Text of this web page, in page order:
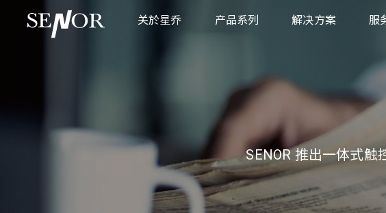
关於星乔 产品系列
厨房显示系统
互动式资讯服务系统
不锈钢平板系统
工業級触控显示器
工业主机
POS 专用周边设备
解决方案
零售
餐饮、旅游
工业
医疗
服
产
SENOR 推出一体式触